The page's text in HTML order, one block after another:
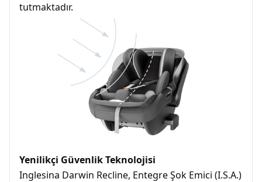
tutmaktadır.
Yenilikçi Güvenlik Teknolojisi
Inglesina Darwin Recline, Entegre Şok Emici (I.S.A.)